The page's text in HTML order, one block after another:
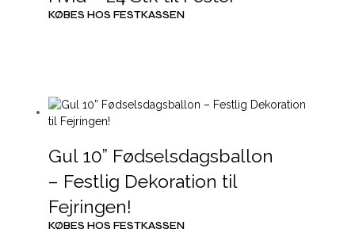
KØBES HOS FESTKASSEN
Gul 10” Fødselsdagsballon
– Festlig Dekoration til
Fejringen!
KØBES HOS FESTKASSEN